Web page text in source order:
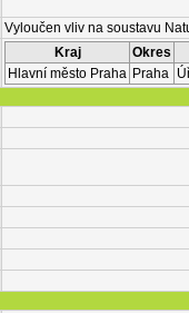
Vyloučen vliv na soustavu
Kraj Okres
Hlavní město Praha Praha